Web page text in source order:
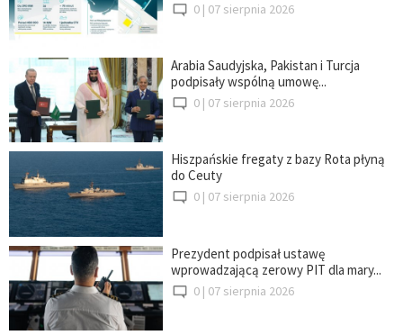
0 | 07 sierpnia 2026
Arabia Saudyjska, Pakistan i Turcja
podpisały wspólną umowę...
0 | 07 sierpnia 2026
Hiszpańskie fregaty z bazy Rota płyną
do Ceuty
0 | 07 sierpnia 2026
Prezydent podpisał ustawę
wprowadzającą zerowy PIT dla mary...
0 | 07 sierpnia 2026